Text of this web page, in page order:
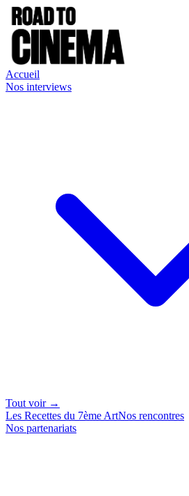
Accueil
Nos interviews
Tout voir →
Les Recettes du 7ème ArtNos rencontres
Nos partenariats